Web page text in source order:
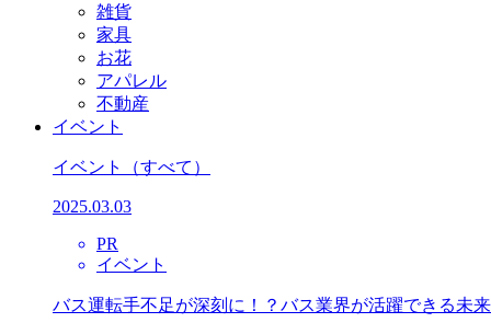
雑貨
家具
お花
アパレル
不動産
イベント
イベント （すべて）
2025.03.03
PR
イベント
バス運転手不足が深刻に！？バス業界が活躍できる未